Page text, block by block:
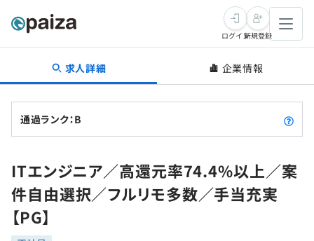
転職・キャリア
転職成功ガイド
転職エージェント
インタビュー
転職成功ガイド
新卒就活
求人検索
本選考
学習
ログイン新規登録
求人詳細 企業情報
通過ランク：B
ITエンジニア／高還元率74.4%以上／案
件自由選択／フルリモ多数／手当充実
【PG】